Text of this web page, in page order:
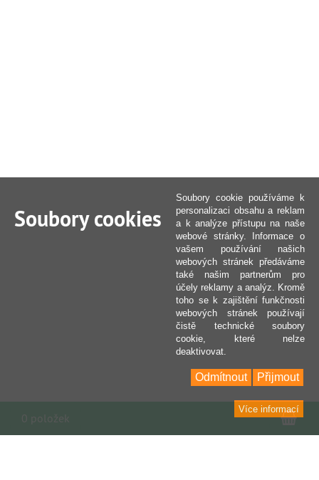
Soubory cookies
Soubory cookie používáme k
personalizaci obsahu a reklam
a k analýze přístupu na naše
webové stránky. Informace o
vašem používání našich
webových stránek předáváme
také našim partnerům pro
účely reklamy a analýz. Kromě
toho se k zajištění funkčnosti
webových stránek používají
čistě technické soubory
cookie, které nelze
deaktivovat.
Přijmout
Odmítnout
Více informací